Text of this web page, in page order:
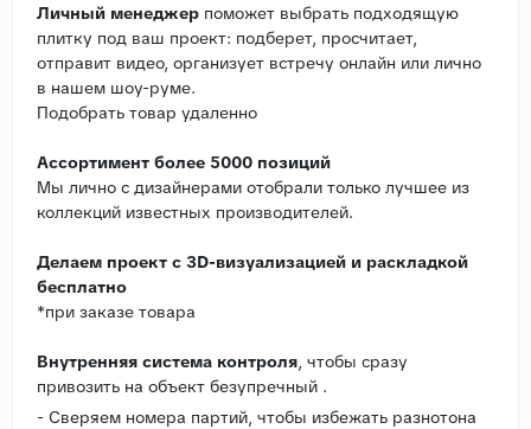
Личный менеджер поможет выбрать подходящую
плитку под ваш проект: подберет, просчитает,
отправит видео, организует встречу онлайн или лично
в нашем шоу-руме.
Подобрать товар удаленно
Ассортимент более 5000 позиций
Мы лично с дизайнерами отобрали только лучшее из
коллекций известных производителей.
Делаем проект с 3D-визуализацией и раскладкой
бесплатно
*при заказе товара
Внутренняя система контроля , чтобы сразу
привозить на объект безупречный .
- Сверяем номера партий, чтобы избежать разнотона